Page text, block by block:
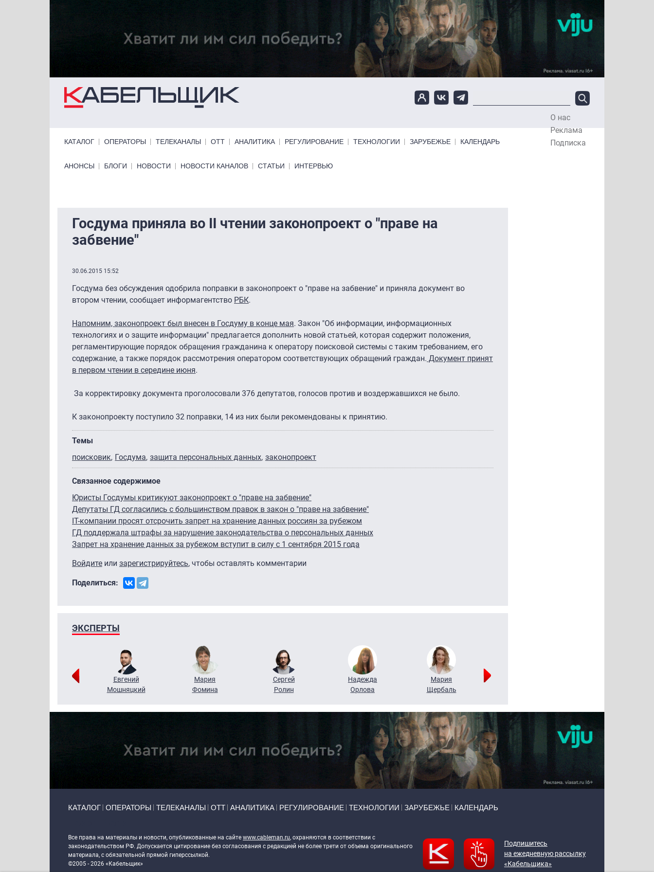
Перейти к основному содержанию
О нас
Реклама
Подписка
КАТАЛОГ ОПЕРАТОРЫ ТЕЛЕКАНАЛЫ ОТТ АНАЛИТИКА РЕГУЛИРОВАНИЕ ТЕХНОЛОГИИ ЗАРУБЕЖЬЕ КАЛЕНДАРЬ
Primary links bottom
АНОНСЫ БЛОГИ НОВОСТИ НОВОСТИ КАНАЛОВ СТАТЬИ ИНТЕРВЬЮ
Госдума приняла во II чтении законопроект о "праве на
забвение"
30.06.2015 15:52
Госдума без обсуждения одобрила поправки в законопроект о "праве на забвение" и приняла документ во
втором чтении, сообщает информагентство РБК.
Напомним, законопроект был внесен в Госдуму в конце мая. Закон "Об информации, информационных
технологиях и о защите информации" предлагается дополнить новой статьей, которая содержит положения,
регламентирующие порядок обращения гражданина к оператору поисковой системы с таким требованием, его
содержание, а также порядок рассмотрения оператором соответствующих обращений граждан. Документ принят
в первом чтении в середине июня.
За корректировку документа проголосовали 376 депутатов, голосов против и воздержавшихся не было.
К законопроекту поступило 32 поправки, 14 из них были рекомендованы к принятию.
Темы
поисковик Госдума защита персональных данных законопроект
Связанное содержимое
Юристы Госдумы критикуют законопроект о "праве на забвение"
Депутаты ГД согласились с большинством правок в закон о "праве на забвение"
IT-компании просят отсрочить запрет на хранение данных россиян за рубежом
ГД поддержала штрафы за нарушение законодательства о персональных данных
Запрет на хранение данных за рубежом вступит в силу с 1 сентября 2015 года
Войдите или зарегистрируйтесь, чтобы оставлять комментарии
Поделиться:
ЭКСПЕРТЫ
Евгений
Мошняцкий
Мария
Фомина
Сергей
Ролин
Надежда
Орлова
Мария
Щербаль
КАТАЛОГ ОПЕРАТОРЫ ТЕЛЕКАНАЛЫ ОТТ АНАЛИТИКА РЕГУЛИРОВАНИЕ ТЕХНОЛОГИИ ЗАРУБЕЖЬЕ КАЛЕНДАРЬ
Все права на материалы и новости, опубликованные на сайте www.cableman.ru, охраняются в соответствии с
законодательством РФ. Допускается цитирование без согласования с редакцией не более трети от объема оригинального
материала, с обязательной прямой гиперссылкой.
©2005 - 2026 «Кабельщик»
Подпишитесь
на ежедневную рассылку
«Кабельщика»